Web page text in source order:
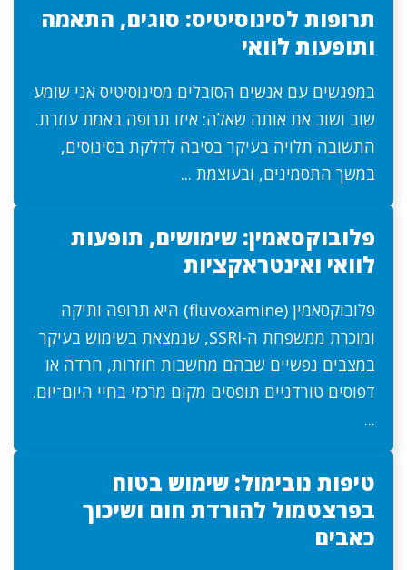
תרופות לסינוסיטיס: סוגים, התאמה
ותופעות לוואי
במפגשים עם אנשים הסובלים מסינוסיטיס אני שומע
שוב ושוב את אותה שאלה: איזו תרופה באמת עוזרת.
התשובה תלויה בעיקר בסיבה לדלקת בסינוסים,
במשך התסמינים, ובעוצמת ...
פלובוקסאמין: שימושים, תופעות
לוואי ואינטראקציות
פלובוקסאמין (fluvoxamine) היא תרופה ותיקה
ומוכרת ממשפחת ה-SSRI, שנמצאת בשימוש בעיקר
במצבים נפשיים שבהם מחשבות חוזרות, חרדה או
דפוסים טורדניים תופסים מקום מרכזי בחיי היום־יום.
...
טיפות נובימול: שימוש בטוח
בפרצטמול להורדת חום ושיכוך
כאבים